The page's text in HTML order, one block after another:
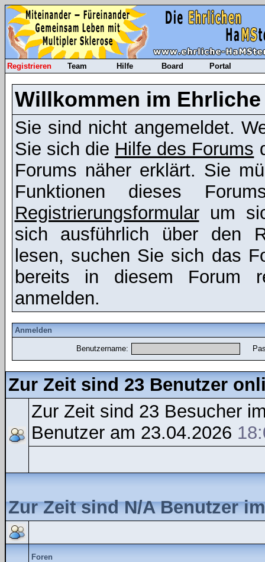
Registrieren Team Hilfe Board Portal
Willkommen im
Sie sind nicht angemeldet.
Sie sich die Hilfe des Forums
Forums näher erklärt. Sie
Funktionen dieses
Registrierungsformularum
sich ausführlich über den
lesen, suchen Sie sich das
bereits in diesem Forum
anmelden.
Anmelden
Benutzername:
Zur Zeit sind 23 Benutzer
Zur Zeit sind 23 Besucher
Benutzer am 23.04.2026
Zur Zeit sind N/A Benutzer
Foren